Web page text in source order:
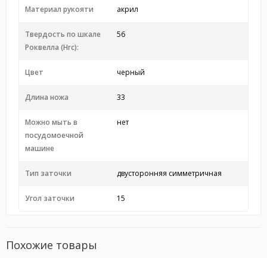
Материал рукояти акрил
Твердость по шкале
Роквелла (Hrc):
56
Цвет черный
Длина ножа 33
Можно мыть в
посудомоечной
машине
нет
Тип заточки двусторонняя симметричная
Угол заточки 15
Похожие товары